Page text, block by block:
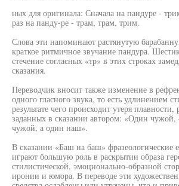
ных для оригинала: Сначала на пандуре -
раз на панду-ре - трам, трам, трим.
Слова эти напоминают растянутую
краткое ритмичное звучание пандура.
стечение согласных «тр» в этих строках
сказания.
Переводчик вносит также изменение в
одного гласного звука, то есть удлинением
результате чего происходит утеря
заданных в сказании автором: «Один
чужой, а один наш».
В сказании «Баш на баш»
играют большую роль в раскрытии образа
стилистической, эмоционально-образной
иронии и юмора. В переводе эти